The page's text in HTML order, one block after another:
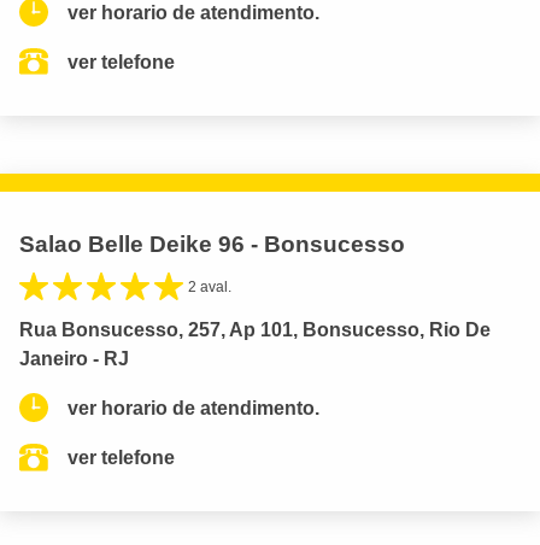
ver horario de atendimento.
ver telefone
Salao Belle Deike 96 - Bonsucesso
2 aval.
Rua Bonsucesso, 257, Ap 101, Bonsucesso, Rio De
Janeiro - RJ
ver horario de atendimento.
ver telefone